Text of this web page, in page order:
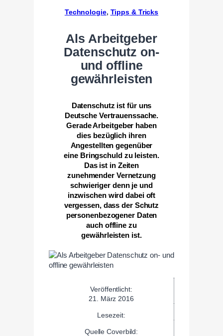
Technologie, Tipps & Tricks
Als Arbeitgeber
Datenschutz on-
und offline
gewährleisten
Datenschutz ist für uns
Deutsche Vertrauenssache.
Gerade Arbeitgeber haben
dies bezüglich ihren
Angestellten gegenüber
eine Bringschuld zu leisten.
Das ist in Zeiten
zunehmender Vernetzung
schwieriger denn je und
inzwischen wird dabei oft
vergessen, dass der Schutz
personenbezogener Daten
auch offline zu
gewährleisten ist.
Veröffentlicht:
21. März 2016
Lesezeit:
Quelle Coverbild: